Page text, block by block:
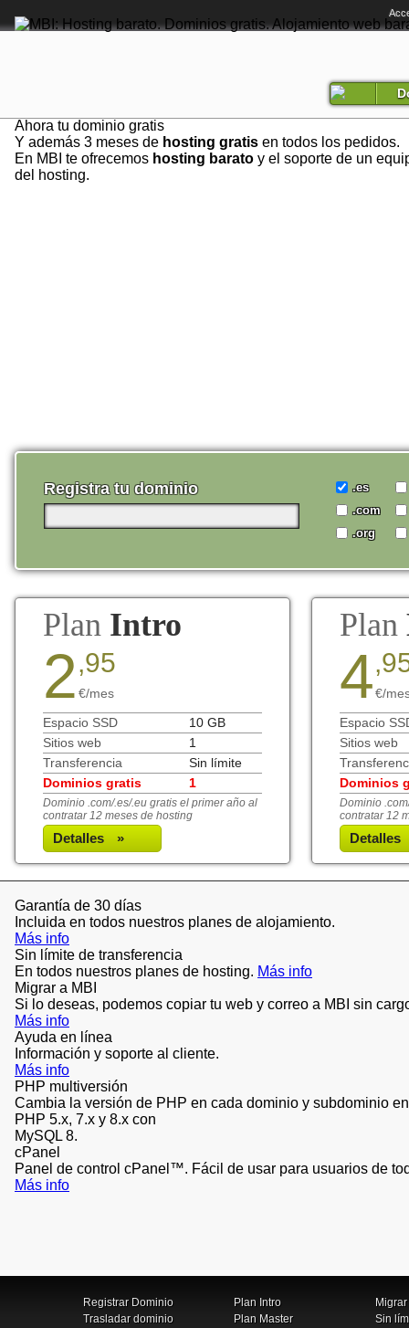
Ahora tu dominio gratis
Y además 3 meses de hosting gratis en todos los pedidos.
En MBI te ofrecemos hosting barato y el soporte de un
del hosting.
Registra tu dominio .es
.com
.org
Plan Intro
Espacio SSD
10 GB
Sitios web
1
Transferencia
Sin límite
2,95
€/mes
Dominios gratis 1
Dominio .com/.es/.eu gratis el primer año al
contratar 12 meses de hosting
Detalles »
Plan
Espacio
Sitios web
4€/
Dominios
Dominio
contratar 12
Detalles
Garantía de 30 días
Incluida en todos nuestros planes de alojamiento.
Más info
Sin límite de transferencia
En todos nuestros planes de hosting. Más info
Migrar a MBI
Si lo deseas, podemos copiar tu web y correo a MBI sin
Más info
Ayuda en línea
Información y soporte al cliente.
Más info
PHP multiversión
Cambia la versión de PHP en cada dominio y subdominio
PHP 5.x, 7.x y 8.x con
MySQL 8.
cPanel
Panel de control cPanel™. Fácil de usar para usuarios de
Más info
Registrar Dominio
Trasladar dominio
Plan Intro
Plan Master
Sin